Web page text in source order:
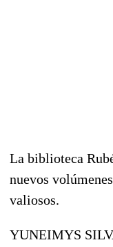
La biblioteca
nuevos
valiosos.
YUNEIMYS